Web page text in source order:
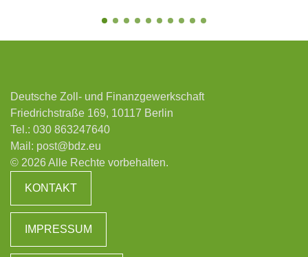
Deutsche Zoll- und Finanzgewerkschaft
Friedrichstraße 169, 10117 Berlin
Tel.: 030 863247640
Mail: post@bdz.eu
© 2026 Alle Rechte vorbehalten.
KONTAKT
IMPRESSUM